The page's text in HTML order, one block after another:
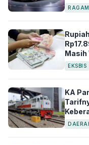
RAGAM
Masih
EKSBIS
KA